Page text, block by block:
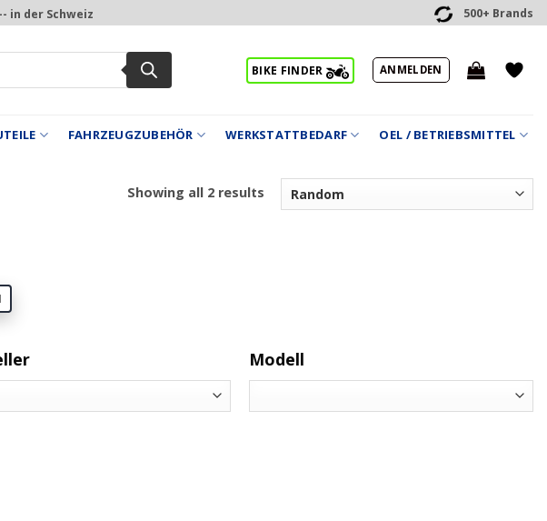
in der Schweiz 500+ Brands
BIKE FINDER ANMELDEN
FAHRZEUGZUBEHÖR WERKSTATTBEDARF OEL / BETRIEBSMITTEL
Showing all 2 results
Modell